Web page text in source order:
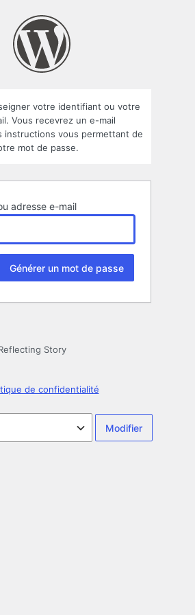
votre identifiant ou votre
Vous recevrez un e-mail
instructions vous permettant de
mot de passe.
adresse e-mail
Story
de confidentialité